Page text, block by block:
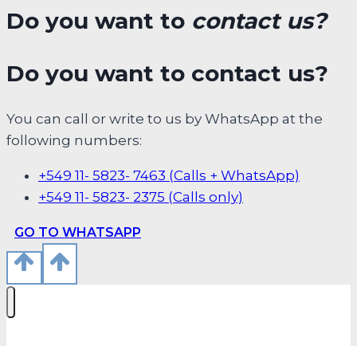
Do you want to contact us?
Do you want to contact us?
You can call or write to us by WhatsApp at the
following numbers:
+549 11- 5823- 7463 (Calls + WhatsApp)
+549 11- 5823- 2375 (Calls only)
GO TO WHATSAPP